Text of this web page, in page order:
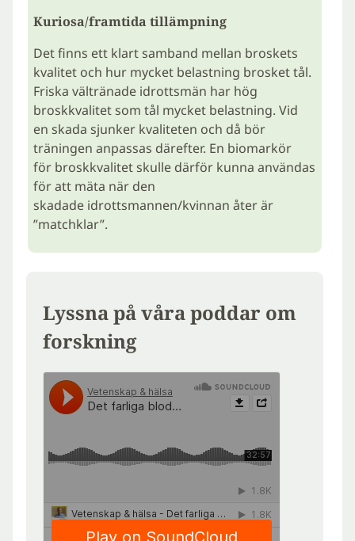
Kuriosa/framtida tillämpning
Det finns ett klart samband mellan broskets
kvalitet och hur mycket belastning brosket tål.
Friska vältränade idrottsmän har hög
broskkvalitet som tål mycket belastning. Vid
en skada sjunker kvaliteten och då bör
träningen anpassas därefter. En biomarkör
för broskkvalitet skulle därför kunna användas
för att mäta när den
skadade idrottsmannen/kvinnan åter är
”matchklar”.
Lyssna på våra poddar om
forskning